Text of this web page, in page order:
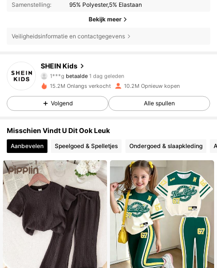
Samenstelling: 95% Polyester,5% Elastaan
Bekijk meer
Veiligheidsinformatie en contactgegevens
SHEIN Kids
4.89
810K Volgers
1***g betaalde 1 dag geleden
4.89 810K Volgers
4.89 810K Volgers
4.89 810K Volgers
4.89 810K Volgers
4.89 810K Volgers
4.89 810K Volgers
15.2M Onlangs verkocht 10.2M Opnieuw kopen
Volgend Alle spullen
Misschien Vindt U Dit Ook Leuk
Aanbevelen Speelgoed & Spelletjes Ondergoed & slaapkleding